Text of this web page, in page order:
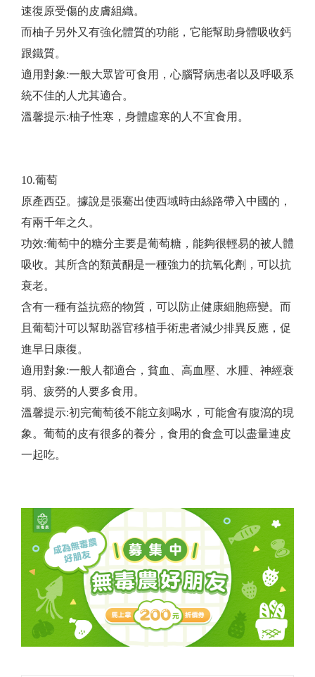
速復原受傷的皮膚組織。
而柚子另外又有強化體質的功能，它能幫助身體吸收鈣
跟鐵質。
適用對象:一般大眾皆可食用，心腦腎病患者以及呼吸系
統不佳的人尤其適合。
​溫馨提示:柚子性寒，身體虛寒的人不宜食用。
10.葡萄
原產西亞。據說是張騫出使西域時由絲路帶入中國的，
有兩千年之久。
功效:葡萄中的糖分主要是葡萄糖，能夠很輕易的被人體
吸收。其所含的類黃酮是一種強力的抗氧化劑，可以抗
衰老。
含有一種有益抗癌的物質，可以防止健康細胞癌變。而
且葡萄汁可以幫助器官移植手術患者減少排異反應，促
進早日康復。
適用對象:一般人都適合，貧血、高血壓、水腫、神經衰
弱、疲勞的人要多食用。
​溫馨提示:初完葡萄後不能立刻喝水，可能會有腹瀉的現
象。葡萄的皮有很多的養分，食用的食盒可以盡量連皮
一起吃。